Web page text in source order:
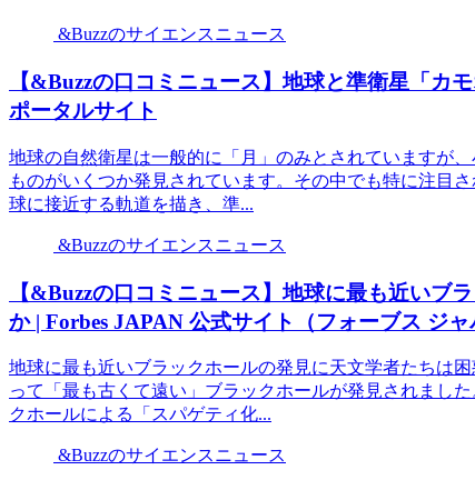
&Buzzのサイエンスニュース
【&Buzzの口コミニュース】地球と準衛星「カ
ポータルサイト
地球の自然衛星は一般的に「月」のみとされていますが
ものがいくつか発見されています。その中でも特に注目
球に接近する軌道を描き、準...
&Buzzのサイエンスニュース
【&Buzzの口コミニュース】地球に最も近いブ
か | Forbes JAPAN 公式サイト（フォーブス ジャ
地球に最も近いブラックホールの発見に天文学者たちは
って「最も古くて遠い」ブラックホールが発見されまし
クホールによる「スパゲティ化...
&Buzzのサイエンスニュース